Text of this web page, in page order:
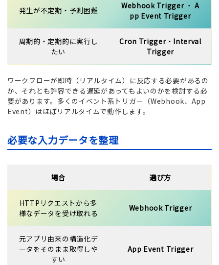
発生が不定期・予測困難 Webhook Trigger・A
pp Event Trigger
周期的・定期的に実行し
たい
Cron Trigger・ Interval
Trigger
ワークフローが即時（リアルタイム）に反応する必要があるの
か、それとも許容できる遅延があってもよいのかを検討する必
要があります。多くのイベント系トリガー（Webhook、App
Event）はほぼリアルタイムで動作します。
必要な入力データを整理
場合 選び方
HTTPリクエストから多
様なデータを受け取れる
Webhook Trigger
元アプリ由来の構造化デ
ータをそのまま取得しや
すい
App Event Trigger